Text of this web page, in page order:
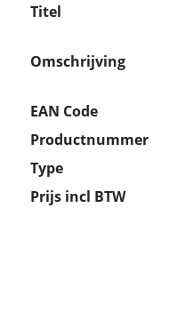
Titel
Omschrijving
EAN Code
Productnummer
Type
Prijs incl BTW